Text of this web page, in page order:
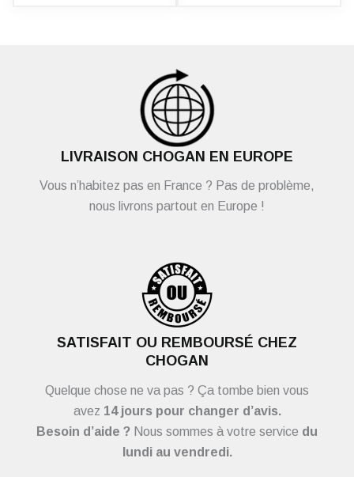
LIVRAISON CHOGAN EN EUROPE
Vous n’habitez pas en France ? Pas de problème,
nous livrons partout en Europe !
SATISFAIT OU REMBOURSÉ CHEZ
CHOGAN
Quelque chose ne va pas ? Ça tombe bien vous
avez 14 jours pour changer d’avis.
Besoin d’aide ? Nous sommes à votre service du
lundi au vendredi.